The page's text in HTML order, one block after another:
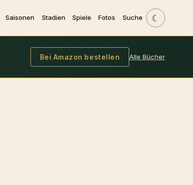
Saisonen Stadien Spiele Fotos Suche ☾
Bei Amazon bestellen Alle Bücher